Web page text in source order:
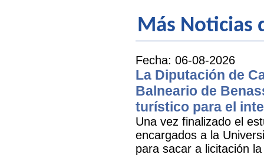
Más Noticias
Fecha: 06-08-2026
La Diputación de
Balneario de
turístico para el
Una vez finalizado el
encargados a la
para sacar a licitación